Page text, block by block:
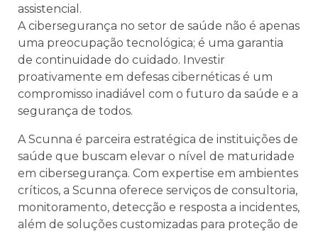
assistencial.
A cibersegurança no setor de saúde não é apenas
uma preocupação tecnológica; é uma garantia
de continuidade do cuidado. Investir
proativamente em defesas cibernéticas é um
compromisso inadiável com o futuro da saúde e a
segurança de todos.
A Scunna é parceira estratégica de instituições de
saúde que buscam elevar o nível de maturidade
em cibersegurança. Com expertise em ambientes
críticos, a Scunna oferece serviços de consultoria,
monitoramento, detecção e resposta a incidentes,
além de soluções customizadas para proteção de